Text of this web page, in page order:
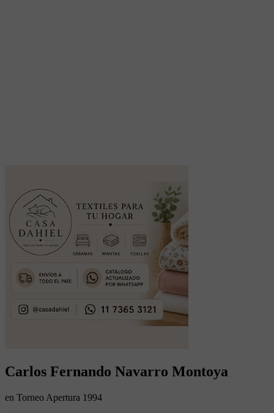
Carlos Fernando Navarro Montoya
en Torneo Apertura 1994